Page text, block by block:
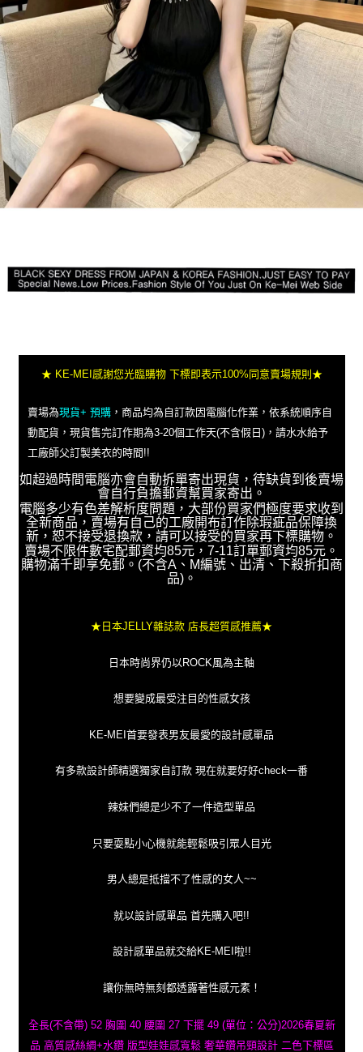
★ KE-MEI感謝您光臨購物 下標即表示100%同意賣場規則★
賣場為現貨+ 預購，商品均為自訂款因電腦化作業，依系統順序自
動配貨，現貨售完訂作期為3-20個工作天(不含假日)，請水水給予
工廠師父訂製美衣的時間!!
如超過時間電腦亦會自動拆單寄出現貨，待缺貨到後賣場
會自行負擔郵資幫買家寄出。
電腦多少有色差解析度問題，大部份買家們極度要求收到
全新商品，賣場有自己的工廠開布訂作除瑕疵品保障換
新，恕不接受退換款，請可以接受的買家再下標購物。
賣場不限件數宅配郵資均85元，7-11訂單郵資均85元。
購物滿千即享免郵。(不含A、M編號、出清、下殺折扣商
品)。
★日本JELLY雜誌款 店長超質感推薦★
日本時尚界仍以ROCK風為主軸
想要變成最受注目的性感女孩
KE-MEI首要發表男友最愛的設計感單品
有多款設計師精選獨家自訂款 現在就要好好check一番
辣妹們總是少不了一件造型單品
只要耍點小心機就能輕鬆吸引眾人目光
男人總是抵擋不了性感的女人~~
就以設計感單品 首先購入吧!!
設計感單品就交給KE-MEI啦!!
讓你無時無刻都透露著性感元素！
全長(不含帶) 52 胸圍 40 腰圍 27 下擺 49 (單位：公分)2026春夏新
品 高質感絲綢+水鑽 版型娃娃感寬鬆 奢華鑽吊頸設計 二色下標區